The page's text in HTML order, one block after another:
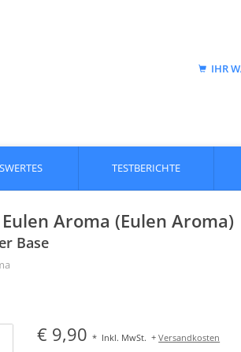
IHR
TESTBERICHTE
Aroma (Eulen Aroma)
Base
€ 9,90* Inkl. MwSt. +Versandkosten